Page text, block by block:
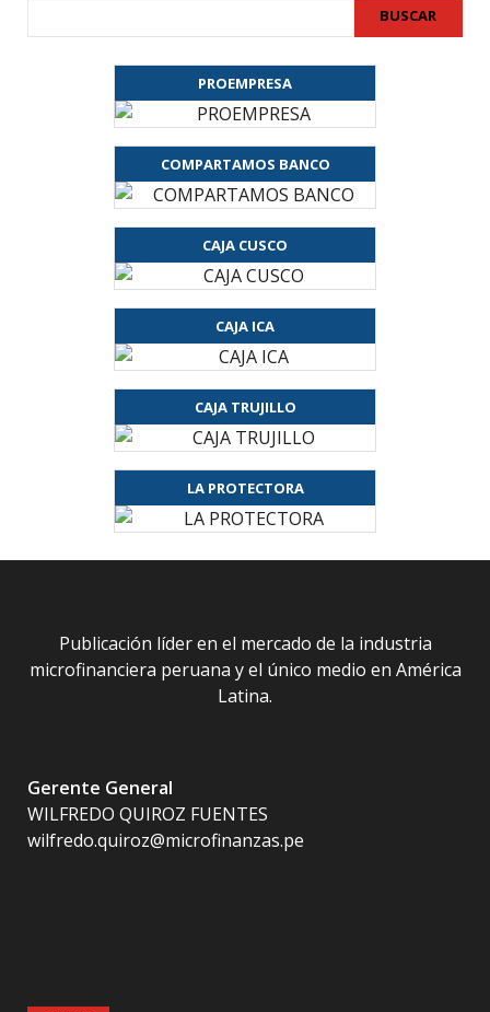
BUSCAR
PROEMPRESA
COMPARTAMOS BANCO
CAJA CUSCO
CAJA ICA
CAJA TRUJILLO
LA PROTECTORA
Publicación líder en el mercado de la industria
microfinanciera peruana y el único medio en América
Latina.
Gerente General
WILFREDO QUIROZ FUENTES
wilfredo.quiroz@microfinanzas.pe